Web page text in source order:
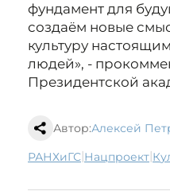
фундамент для
создаём новые
культуру
людей», -
Президентской
Автор:Алексей
РАНХиГС| нацпроект|